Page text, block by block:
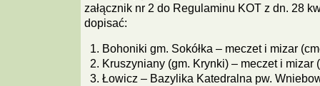
załącznik nr 2 do Regulaminu KOT z dn. 28
dopisać:
Bohoniki gm. Sokółka – meczet i mizar
Kruszyniany (gm. Krynki) – meczet i mizar
Łowicz – Bazylika Katedralna pw.